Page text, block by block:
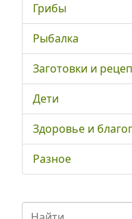
Грибы
Рыбалка
Заготовки и
Дети
Здоровье и
Разное